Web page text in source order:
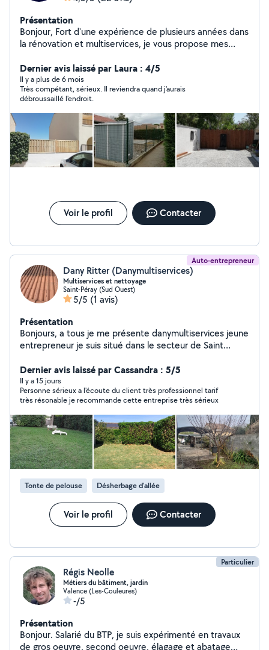
Présentation
Bonjour, Fort d'une expérience de plusieurs années dans
la rénovation et multiservices, je vous propose mes
contacter pour devis ou conseils. A bientôt , Cdt
Nicolas ACN Rénov
Dernier avis laissé par Laura : 4/5
Il y a plus de 6 mois
Très compétant, sérieux. Il reviendra quand j'aurais
débroussaillé l'endroit.
Voir le profil Contacter
Auto-entrepreneur
Dany Ritter (Danymultiservices)
Multiservices et nettoyage
Saint-Péray (Sud Ouest)
5/5 (1 avis)
Présentation
Bonjours, a tous je me présente danymultiservices jeune
entrepreneur je suis situé dans le secteur de Saint
et a l'écoute du client. n'esitez pas le déplacement et le
devis et totalement gratuit voilà je suis prêt a vous
rencontré et a travailler ,Mr ritter
Dernier avis laissé par Cassandra : 5/5
Il y a 15 jours
Personne sérieux a l'écoute du client très professionnel tarif
très résonable je recommande cette entreprise très sérieux
Tonte de pelouse Désherbage d'allée
Voir le profil Contacter
Particulier
Régis Neolle
Métiers du bâtiment, jardin
Valence (Les-Couleures)
-/5
Présentation
Bonjour. Salarié du BTP, je suis expérimenté en travaux
de gros oeuvre, second oeuvre, élagage et abatage